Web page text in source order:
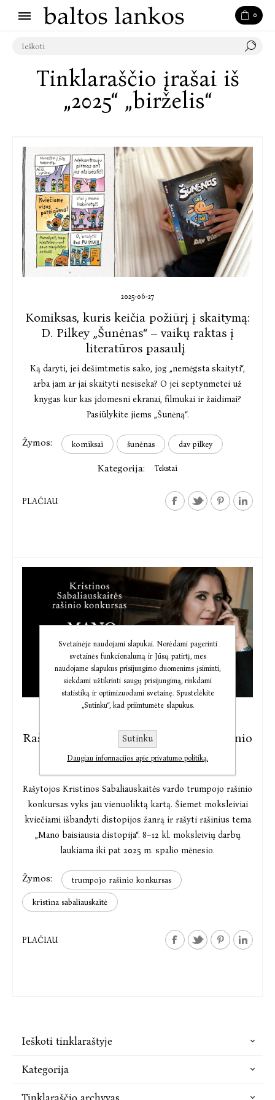
0
Tinklaraščio įrašai iš
„2025“ „birželis“
2025-06-27
Komiksas, kuris keičia požiūrį į skaitymą:
D. Pilkey „Šunėnas“ – vaikų raktas į
literatūros pasaulį
Ką daryti, jei dešimtmetis sako, jog „nemėgsta skaityti“,
arba jam ar jai skaityti nesiseka? O jei septynmetei už
knygas kur kas įdomesni ekranai, filmukai ir žaidimai?
Pasiūlykite jiems „Šunėną“.
Žymos: komiksai šunėnas dav pilkey
Kategorija: Tekstai
PLAČIAU
Rašytojos K. Sabaliauskaitės vardo rašinio
konkurso tema – „Mano baisiausia
Rašytojos Kristinos Sabaliauskaitės vardo trumpojo rašinio
konkursas vyks jau vienuoliktą kartą. Šiemet moksleiviai
kviečiami išbandyti distopijos žanrą ir rašyti rašinius tema
„Mano baisiausia distopija“. 8–12 kl. moksleivių darbų
laukiama iki pat 2025 m. spalio mėnesio.
Žymos: trumpojo rašinio konkursas
kristina sabaliauskaitė
PLAČIAU
Ieškoti tinklaraštyje
Kategorija
Svetainėje naudojami slapukai. Norėdami pagerinti
svetainės funkcionalumą ir Jūsų patirtį, mes
naudojame slapukus prisijungimo duomenims įsiminti,
siekdami užtikrinti saugų prisijungimą, rinkdami
statistiką ir optimizuodami svetainę. Spustelėkite
„Sutinku“, kad priimtumėte slapukus.
Sutinku
Daugiau informacijos apie privatumo politiką.